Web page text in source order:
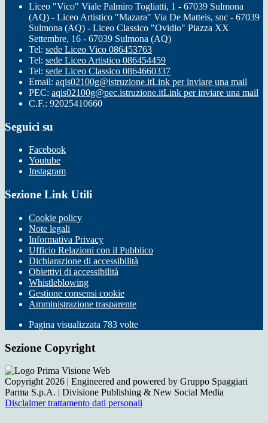
Liceo "Vico" Viale Palmiro Togliatti, 1 - 67039 Sulmona
(AQ) - Liceo Artistico "Mazara" Via De Matteis, snc - 67039
Sulmona (AQ) - Liceo Classico "Ovidio" Piazza XX
Settembre, 16 - 67039 Sulmona (AQ)
Tel: sede Liceo Vico 086453763
Tel: sede Liceo Artistico 086454459
Tel: sede Liceo Classico 0864660337
Email: aqis02100g@istruzione.itLink per inviare una mail
PEC: aqis02100g@pec.istruzione.itLink per inviare una mail
C.F.: 92025410660
Seguici su
Facebook
Youtube
Instagram
Sezione Link Utili
Cookie policy
Note legali
Informativa Privacy
Ufficio Relazioni con il Pubblico
Dichiarazione di accessibilità
Obiettivi di accessibilità
Whistleblowing
Gestione consensi cookie
Amministrazione trasparente
Pagina visualizzata 783 volte
Sezione Copyright
Copyright 2026 | Engineered and powered by Gruppo Spaggiari
Parma S.p.A. | Divisione Publishing & New Social Media
Disclaimer trattamento dati personali